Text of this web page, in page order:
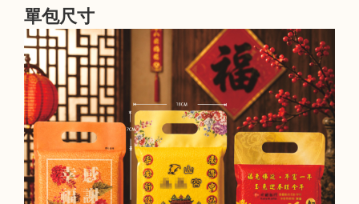
單包尺寸